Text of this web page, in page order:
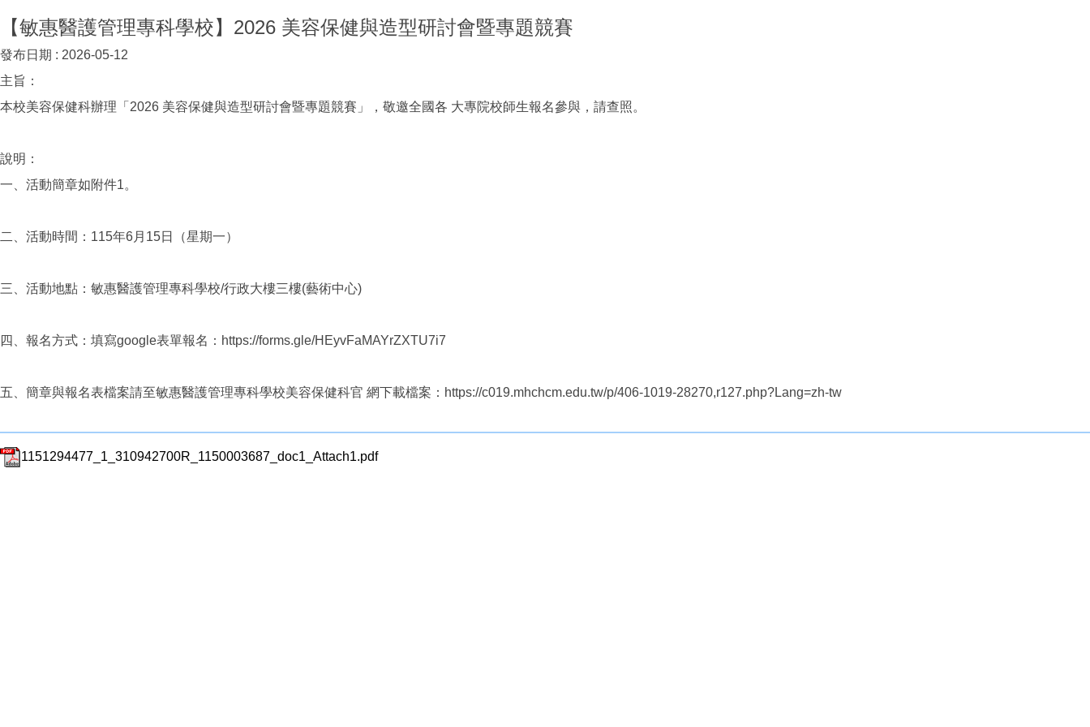
【敏惠醫護管理專科學校】2026 美容保健與造型研討會暨專題競賽
發布日期 : 2026-05-12
主旨：
本校美容保健科辦理「2026 美容保健與造型研討會暨專題競賽」，敬邀全國各 大專院校師生報名參與，請查照。
說明：
一、活動簡章如附件1。
二、活動時間：115年6月15日（星期一）
三、活動地點：敏惠醫護管理專科學校/行政大樓三樓(藝術中心)
四、報名方式：填寫google表單報名：https://forms.gle/HEyvFaMAYrZXTU7i7
五、簡章與報名表檔案請至敏惠醫護管理專科學校美容保健科官 網下載檔案：https://c019.mhchcm.edu.tw/p/406-1019-28270,r127.php?Lang=zh-tw
1151294477_1_310942700R_1150003687_doc1_Attach1.pdf